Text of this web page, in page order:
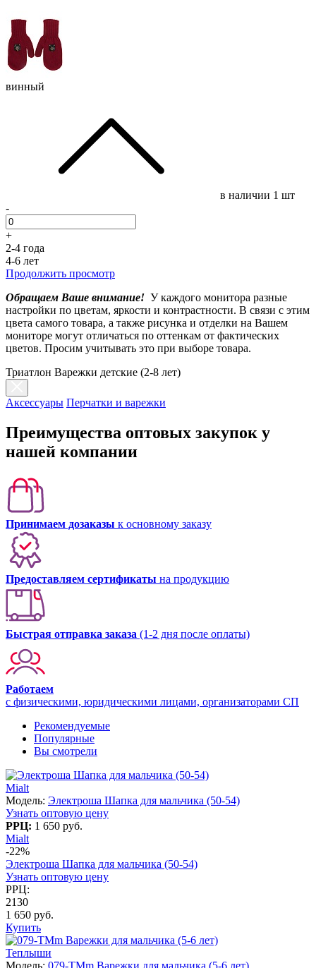
винный
в наличии 1 шт
-
+
2-4 года
4-6 лет
Продолжить просмотр
Обращаем Ваше внимание! У каждого монитора разные
настройки по цветам, яркости и контрастности. В связи с этим
цвета самого товара, а также рисунка и отделки на Вашем
мониторе могут отличаться по оттенкам от фактических
цветов. Просим учитывать это при выборе товара.
Триатлон Варежки детские (2-8 лет)
Аксессуары Перчатки и варежки
Преимущества оптовых закупок у
нашей компании
Принимаем дозаказы к основному заказу
Предоставляем сертификаты на продукцию
Быстрая отправка заказа (1-2 дня после оплаты)
Работаем
с физическими, юридическими лицами, организаторами СП
Рекомендуемые
Популярные
Вы смотрели
Mialt
Модель: Электроша Шапка для мальчика (50-54)
Узнать оптовую цену
РРЦ: 1 650 руб.
Mialt
-22%
Электроша Шапка для мальчика (50-54)
Узнать оптовую цену
РРЦ:
2130
1 650 руб.
Купить
Теплыши
Модель: 079-TMm Варежки для мальчика (5-6 лет)